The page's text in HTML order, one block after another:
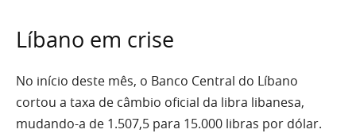
Líbano em crise
No início deste mês, o Banco Central do Líbano
cortou a taxa de câmbio oficial da libra libanesa,
mudando-a de 1.507,5 para 15.000 libras por dólar.